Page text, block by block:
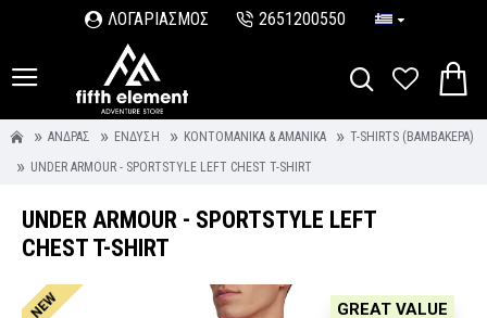
ΛΟΓΑΡΙΑΣΜΟΣ 2651200550
ΆΝΔΡΑΣ ΈΝΔΥΣΗ ΚΟΝΤΟΜΆΝΙΚΑ & ΑΜΆΝΙΚΑ
T-SHIRTS (ΒΑΜΒΑΚΕΡΆ)
UNDER ARMOUR - SPORTSTYLE LEFT CHEST T-SHIRT
UNDER ARMOUR - SPORTSTYLE LEFT
CHEST T-SHIRT
NEW GREAT VALUE